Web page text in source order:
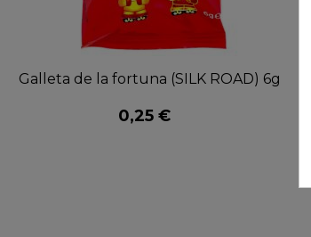
Galleta de la fortuna (SILK ROAD) 6g
0,25 €